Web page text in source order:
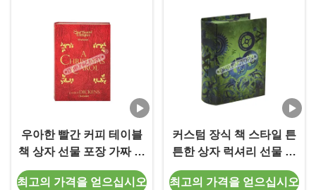
우아한 빨간 커피 테이블
책 상자 선물 포장 가짜 책
보관 상자
최고의 가격을 얻으십시오
커스텀 장식 책 스타일 튼
튼한 상자 럭셔리 선물 포
장 다양한 코팅
최고의 가격을 얻으십시오